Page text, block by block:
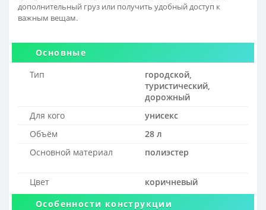
дополнительный груз или получить удобный доступ к
важным вещам.
Основные
Тип
городской,
туристический,
дорожный
Для кого
унисекс
Объём
28 л
Основной материал
полиэстер
Цвет
коричневый
Особенности конструкции